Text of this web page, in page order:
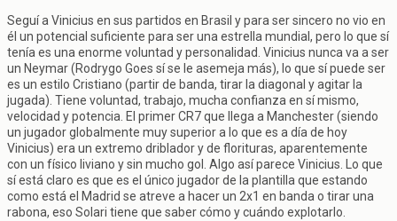
Seguí a Vinicius en sus partidos en Brasil y para ser sincero no vio en
él un potencial suficiente para ser una estrella mundial, pero lo que sí
tenía es una enorme voluntad y personalidad. Vinicius nunca va a ser
un Neymar (Rodrygo Goes sí se le asemeja más), lo que sí puede ser
es un estilo Cristiano (partir de banda, tirar la diagonal y agitar la
jugada). Tiene voluntad, trabajo, mucha confianza en sí mismo,
velocidad y potencia. El primer CR7 que llega a Manchester (siendo
un jugador globalmente muy superior a lo que es a día de hoy
Vinicius) era un extremo driblador y de florituras, aparentemente
con un físico liviano y sin mucho gol. Algo así parece Vinicius. Lo que
sí está claro es que es el único jugador de la plantilla que estando
como está el Madrid se atreve a hacer un 2x1 en banda o tirar una
rabona, eso Solari tiene que saber cómo y cuándo explotarlo.